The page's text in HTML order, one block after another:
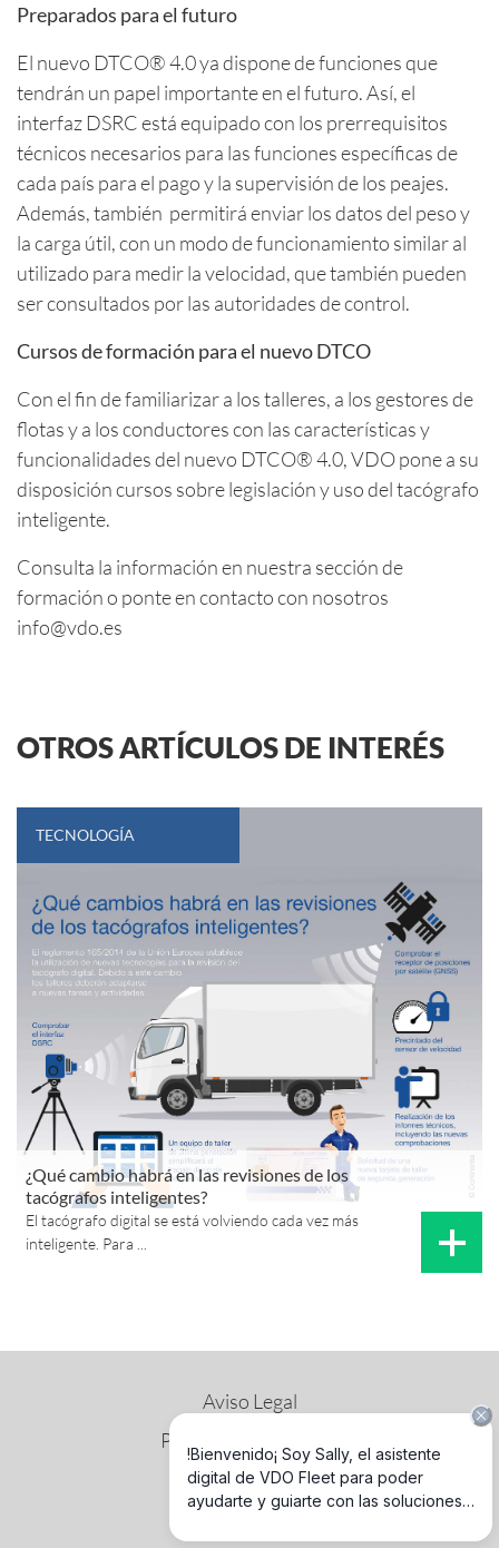
Preparados para el futuro
El nuevo DTCO® 4.0 ya dispone de funciones que
tendrán un papel importante en el futuro. Así, el
interfaz DSRC está equipado con los prerrequisitos
técnicos necesarios para las funciones específicas de
cada país para el pago y la supervisión de los peajes.
Además, también permitirá enviar los datos del peso y
la carga útil, con un modo de funcionamiento similar al
utilizado para medir la velocidad, que también pueden
ser consultados por las autoridades de control.
Cursos de formación para el nuevo DTCO
Con el fin de familiarizar a los talleres, a los gestores de
flotas y a los conductores con las características y
funcionalidades del nuevo DTCO® 4.0, VDO pone a su
disposición cursos sobre legislación y uso del tacógrafo
inteligente.
Consulta la información en nuestra sección de
formacióno ponte en contacto con nosotros
info@vdo.es
OTROS ARTÍCULOS DE INTERÉS
TECNOLOGÍA
¿Qué cambio habrá en las revisiones de los
tacógrafos inteligentes?
El tacógrafo digital se está volviendo cada vez más
inteligente. Para ...
Aviso Legal
Política de privacidad
Política de cookies